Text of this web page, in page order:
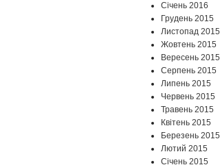
Січень 2016
Грудень 2015
Листопад 2015
Жовтень 2015
Вересень 2015
Серпень 2015
Липень 2015
Червень 2015
Травень 2015
Квітень 2015
Березень 2015
Лютий 2015
Січень 2015